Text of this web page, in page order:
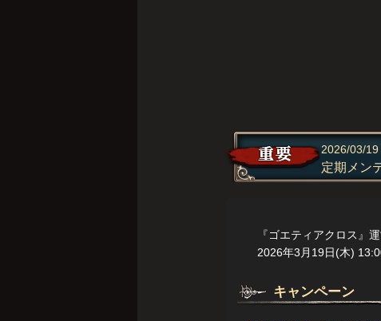
2026/03/
定期メン
『ゴエティアクロス』
2026年3月19日(木)
キャンペーン